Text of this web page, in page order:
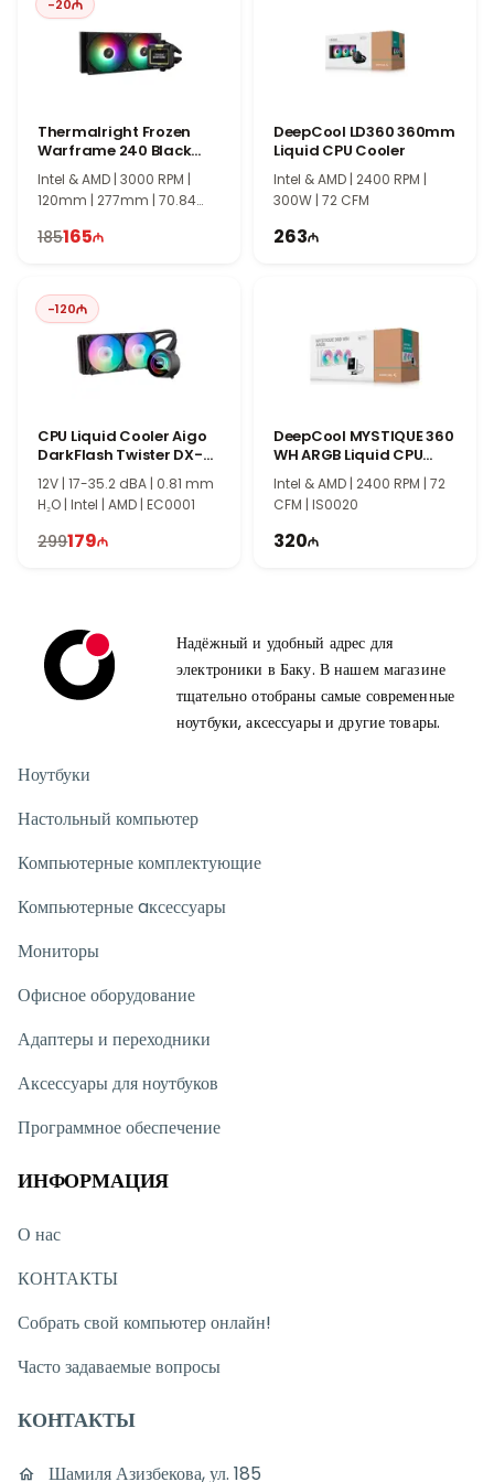
процессорами Intel и AMD, что делает его универсальным
решением для различных конфигураций ПК.
Идеальный выбор для игровых и профессиональных
THERMALRIGHT FROZEN WARFRAME 360 SE V2 BK станет
отличным выбором для игровых компьютеров, рабочих
станций и других высокопроизводительных систем,
обеспечивая надежное охлаждение, стабильную работу и
-20
Thermalright Frozen
Warframe 240 Black
ARGB Liquid CPU Cooler
Intel & AMD | 3000 RPM |
120mm | 277mm | 70.84
185165
DeepCool LD360 360mm
Liquid CPU Cooler
Intel & AMD | 2400 RPM |
300W | 72 CFM
263
-120
CPU Liquid Cooler Aigo
DarkFlash Twister DX-
240
12V | 17-35.2 dBA | 0.81 mm
H₂O | Intel | AMD | EC0001
299179
DeepCool MYSTIQUE 360
WH ARGB Liquid CPU
Cooler
Intel & AMD | 2400 RPM | 72
CFM | IS0020
320
Надёжный и удобный адрес для
электроники в Баку. В нашем магазине
тщательно отобраны самые современные
ноутбуки, аксессуары и другие товары.
Ноутбуки
Настольный компьютер
Компьютерные комплектующие
Компьютерные aксессуары
Мониторы
Офисное оборудование
Адаптеры и переходники
Аксессуары для ноутбуков
Программное обеспечение
ИНФОРМАЦИЯ
О нас
КОНТАКТЫ
Собрать свой компьютер онлайн!
Часто задаваемые вопросы
КОНТАКТЫ
Шамиля Азизбекова, ул. 185